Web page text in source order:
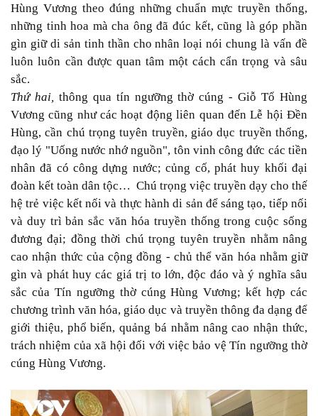
Hùng Vương theo đúng những chuẩn mực truyền thống,
những tinh hoa mà cha ông đã đúc kết, cũng là góp phần
gìn giữ di sản tinh thần cho nhân loại nói chung là vấn đề
luôn luôn cần được quan tâm một cách cẩn trọng và sâu
sắc.
Thứ hai,
thông qua tín ngưỡng thờ cúng - Giỗ Tổ Hùng
Vương cũng như các hoạt động liên quan đến Lễ hội Đền
Hùng, cần chú trọng tuyên truyền, giáo dục truyền thống,
đạo lý "Uống nước nhớ nguồn", tôn vinh công đức các tiền
nhân đã có công dựng nước; củng cố, phát huy khối đại
đoàn kết toàn dân tộc… Chú trọng việc truyền dạy cho thế
hệ trẻ việc kết nối và thực hành di sản để sáng tạo, tiếp nối
và duy trì bản sắc văn hóa truyền thống trong cuộc sống
đương đại; đồng thời chú trọng tuyên truyền nhằm nâng
cao nhận thức của cộng đồng - chủ thể văn hóa nhằm giữ
gìn và phát huy các giá trị to lớn, độc đáo và ý nghĩa sâu
sắc của Tín ngưỡng thờ cúng Hùng Vương; kết hợp các
chương trình văn hóa, giáo dục và truyền thông đa dạng để
giới thiệu, phổ biến, quảng bá nhằm nâng cao nhận thức,
trách nhiệm của xã hội đối với việc bảo vệ Tín ngưỡng thờ
cúng Hùng Vương.